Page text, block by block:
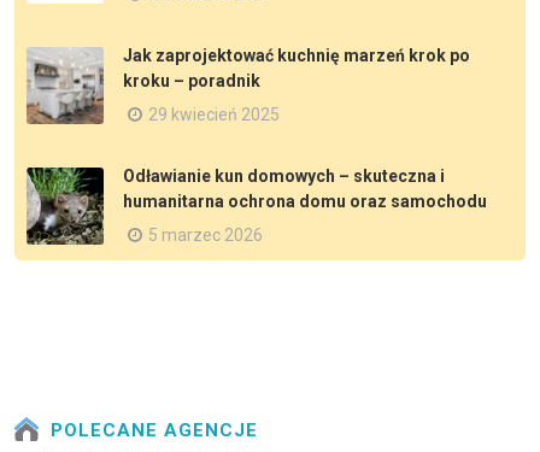
Jak zaprojektować kuchnię marzeń krok po
kroku – poradnik
29 kwiecień 2025
Odławianie kun domowych – skuteczna i
humanitarna ochrona domu oraz samochodu
5 marzec 2026
POLECANE AGENCJE